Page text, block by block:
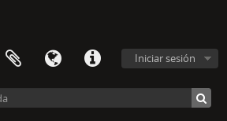
Iniciar sesión